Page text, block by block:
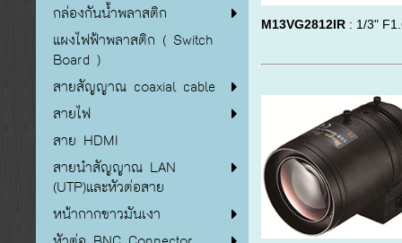
กล่องกันน้ำพลาสติก
แผงไฟฟ้าพลาสติก ( Switch
Board )
สายสัญญาณ coaxial cable
สายไฟ
สาย HDMI
สายนำสัญญาณ LAN
(UTP)และหัวต่อสาย
หน้ากากขาวมันเงา
M13VG2812IR: 1/3"